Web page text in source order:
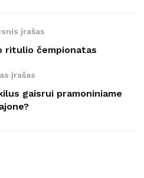
įrašas
ritulio čempionatas
įrašas
gaisrui pramoniniame